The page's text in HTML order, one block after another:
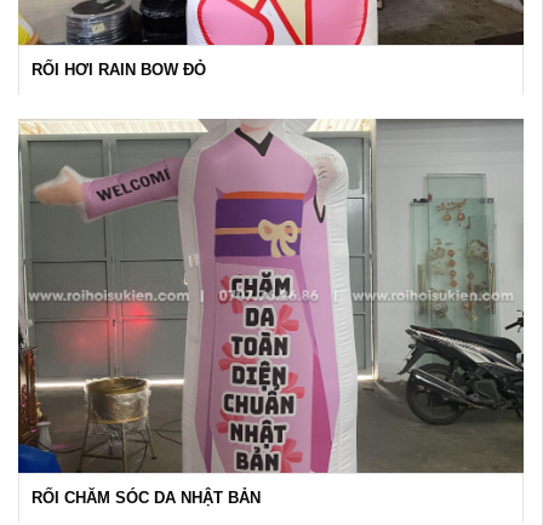
RỐI HƠI RAIN BOW ĐỎ
RỐI CHĂM SÓC DA NHẬT BẢN